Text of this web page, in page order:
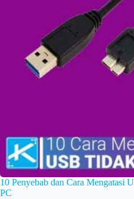
10 Penyebab dan Cara Mengatasi
PC